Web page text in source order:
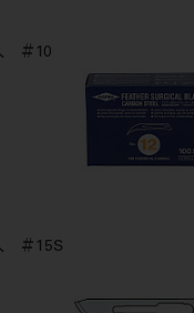
＃10
＃15S